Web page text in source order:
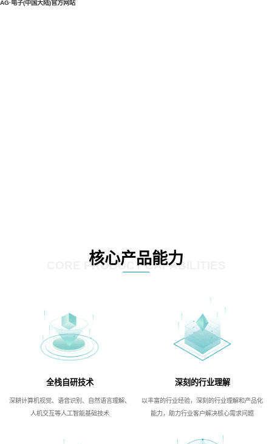
AG·电子(中国大陆)官方网站
核心产品能力
CORE PRODUCT CAPABILITIES
全栈自研技术
深耕计算机视觉、语音识别、自然语言理解、
人机交互等人工智能基础技术
深刻的行业理解
以丰富的行业经验，深刻的行业理解和产品化
能力，助力行业客户解决核心需求问题